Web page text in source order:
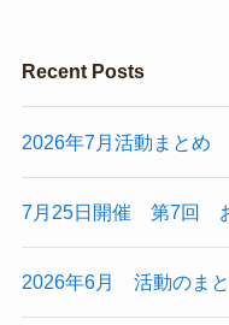
Recent Posts
2026年7月活動まとめ
7月25日開催 第7回
2026年6月 活動のま